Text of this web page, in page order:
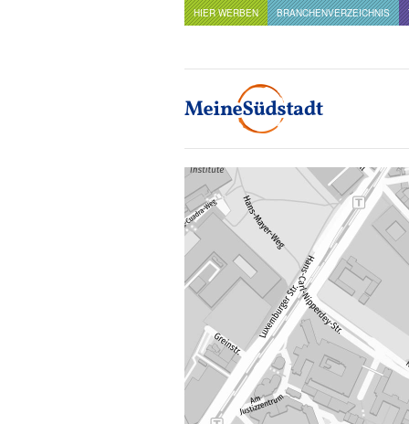
HIER WERBEN BRANCHENVERZEICHNIS